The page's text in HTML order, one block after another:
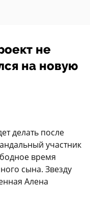
не
на новую
делать после
участник
время
сына. Звезду
Алена